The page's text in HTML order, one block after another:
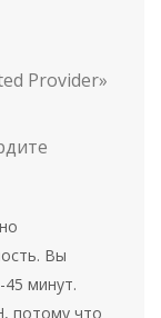
Provider»
Вы
минут.
потому что